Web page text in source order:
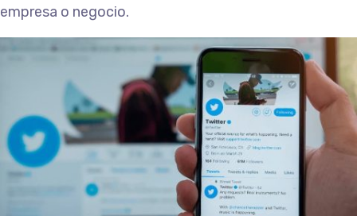
empresa o negocio.